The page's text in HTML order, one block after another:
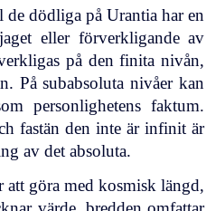
dödliga på Urantia har en
eller förverkligande av
på den finita nivån,
På subabsoluta nivåer kan
personlighetens faktum.
fastän den inte är infinit är
av det absoluta.
att göra med kosmisk längd,